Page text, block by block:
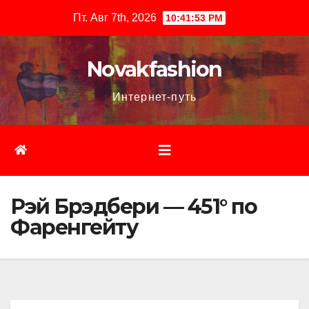
содержимому
Пт. Авг 7th, 2026 10:41:54 PM
Novakfashion
Интернет-путь
Рэй Брэдбери — 451° по
Фаренгейту